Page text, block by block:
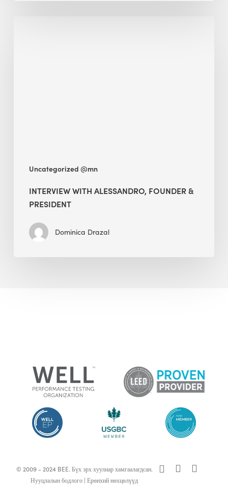
Uncategorized @mn
INTERVIEW WITH ALESSANDRO, FOUNDER &
PRESIDENT
Dominica Drazal
© 2009 - 2024 BEE. Бүх эрх хуулиар хамгаалагдсан.
Нууцлалын бодлого |Ерөнхий нөхцөлүүд
x-
facebooklinkedin